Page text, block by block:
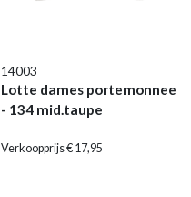
14003
Lotte dames portemonnee
- 134 mid.taupe
Verkoopprijs € 17,95